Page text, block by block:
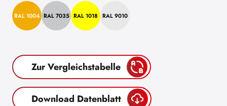
RAL 1004 RAL 7035 RAL 1018 RAL 9010
Zur Vergleichstabelle
Download Datenblatt